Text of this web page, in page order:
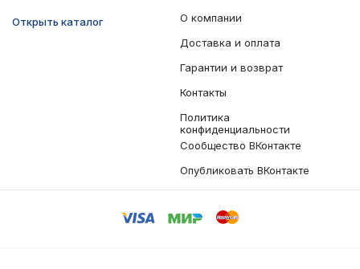
Открыть каталог
О компании
Доставка и оплата
Гарантии и возврат
Контакты
Политика
конфиденциальности
Сообщество ВКонтакте
Опубликовать ВКонтакте